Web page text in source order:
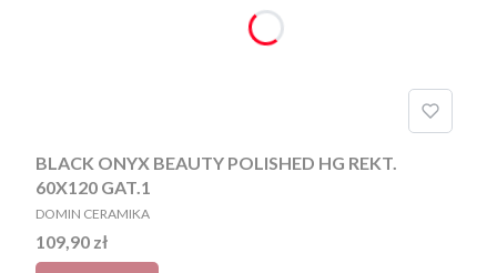
BLACK ONYX BEAUTY POLISHED HG REKT.
60X120 GAT.1
PRODUCENT
DOMIN CERAMIKA
Cena
109,90 zł